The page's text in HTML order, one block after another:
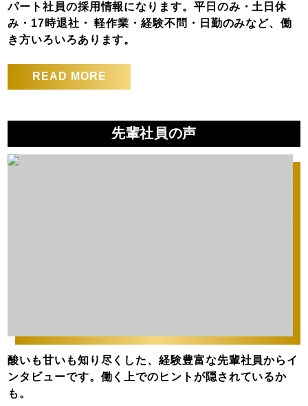
パート社員の採用情報になります。平日のみ・土日休
み・17時退社・ 軽作業・経験不問・日勤のみなど、働
き方いろいろあります。
READ MORE
先輩社員の声
酸いも甘いも知り尽くした、経験豊富な先輩社員からイ
ンタビューです。働く上でのヒントが隠されているか
も。